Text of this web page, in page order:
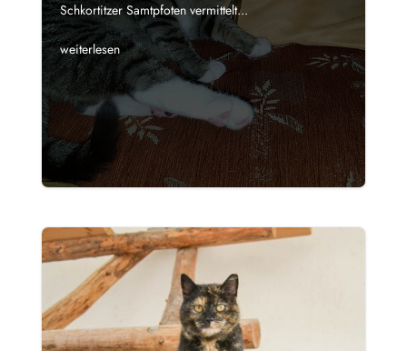
Schkortitzer Samtpfoten vermittelt...
weiterlesen